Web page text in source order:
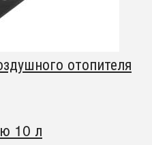
отопителя
10 л